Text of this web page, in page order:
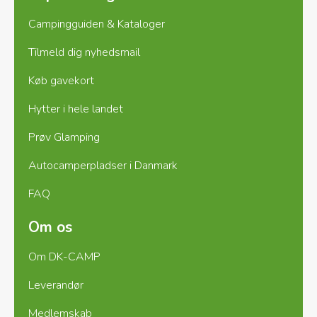
Vi glæder os til at byde jer
velkommen!
Campingguiden & Kataloger
Tilmeld dig nyhedsmail
Køb gavekort
Hytter i hele landet
Prøv Glamping
Autocamperpladser i Danmark
FAQ
Om os
Om DK-CAMP
Leverandør
Medlemskab